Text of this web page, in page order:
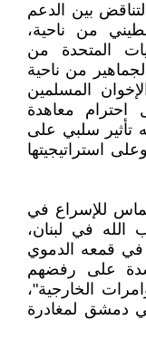
بين الدعم
من ناحية،
المتحدة من
من ناحية
المسلمين
معاهدة
تأثير سلبي على
استراتيجيتها
للإسراع في
في لبنان،
في قمعه الدموي
على رفضهم
الخارجية"،
دمشق لمغادرة